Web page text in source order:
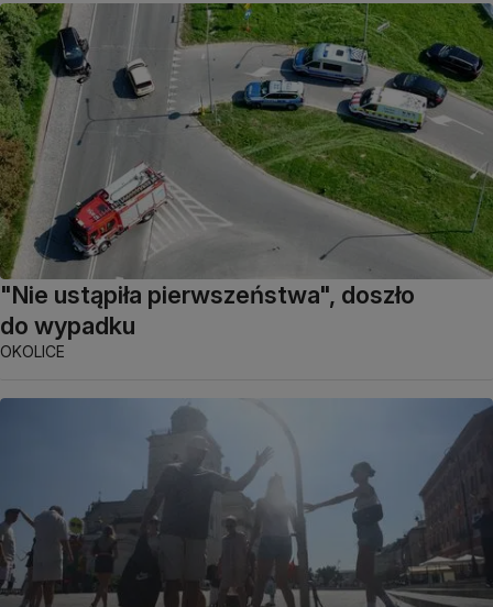
"Nie ustąpiła pierwszeństwa", doszło
do wypadku
OKOLICE